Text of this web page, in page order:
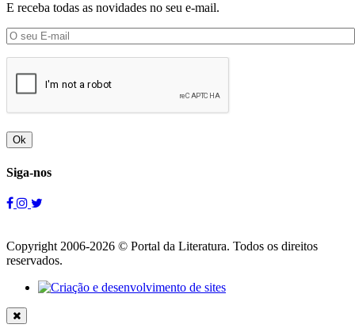
E receba todas as novidades no seu e-mail.
Ok
Siga-nos
Copyright 2006-2026 © Portal da Literatura. Todos os direitos
reservados.